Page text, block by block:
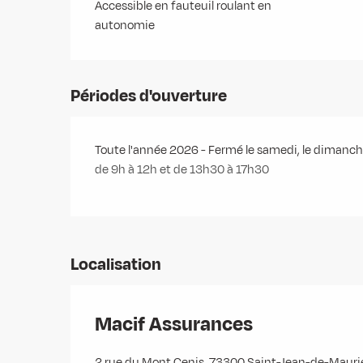
Accessible en fauteuil roulant en
autonomie
Périodes d'ouverture
Toute l'année 2026 - Fermé le samedi, le
de 9h à 12h et de 13h30 à 17h30
Localisation
Macif Assurances